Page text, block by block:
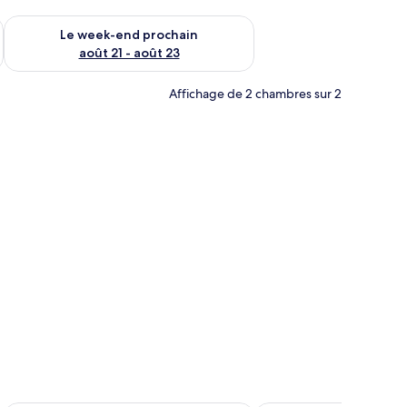
août 14 - août 16
Le week-end prochain
août 21 - août 23
Vérifier la disponibilité pour le week-end prochain août 21 -
Affichage de 2 chambres sur 2
fenêtre.
manger dressée pour le repas, un canapé et un coin cuisine avec une